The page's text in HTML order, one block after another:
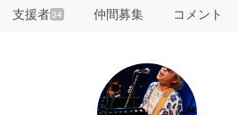
支援者34 仲間募集 コメント